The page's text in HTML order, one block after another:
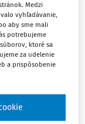
je
obsahujú
ani prílohu
jej poskytli
Medzi
vyhľadávanie,
aby sme mali
potrebujeme
ktoré sa
za udelenie
a prispôsobenie